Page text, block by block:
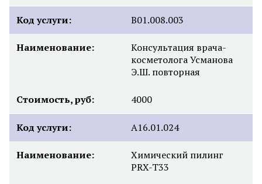
Код услуги: B01.008.003
Наименование:
Консультация врача-
косметолога Усманова
Э.Ш. повторная
Стоимость, руб: 4000
Код услуги: А16.01.024
Наименование:
Химический пилинг
PRX-T33